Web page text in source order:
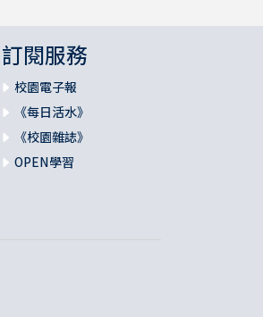
訂閱服務
校園電子報
《每日活水》
《校園雜誌》
OPEN學習